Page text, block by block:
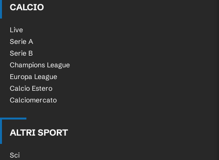
CALCIO
Live
Serie A
Serie B
Champions League
Europa League
Calcio Estero
Calciomercato
ALTRI SPORT
Sci